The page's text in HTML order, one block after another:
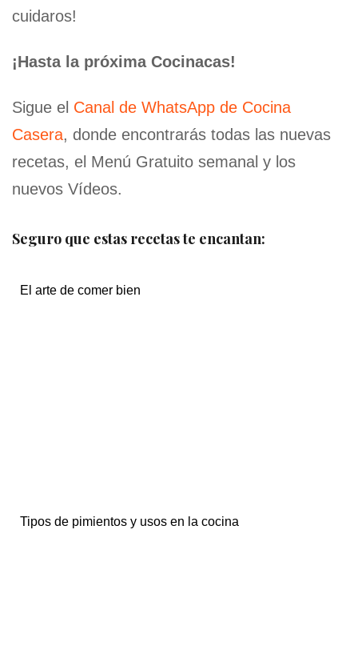
cuidaros!
¡Hasta la próxima Cocinacas!
Sigue el Canal de WhatsApp de Cocina
Casera, donde encontrarás todas las nuevas
recetas, el Menú Gratuito semanal y los
nuevos Vídeos.
Seguro que estas recetas te encantan:
El arte de comer bien
Tipos de pimientos y usos en la cocina